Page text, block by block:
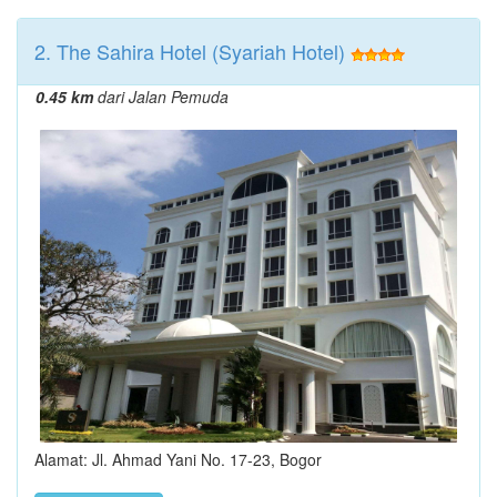
2. The Sahira Hotel (Syariah Hotel)
0.45 kmdari Jalan Pemuda
Alamat: Jl. Ahmad Yani No. 17-23, Bogor